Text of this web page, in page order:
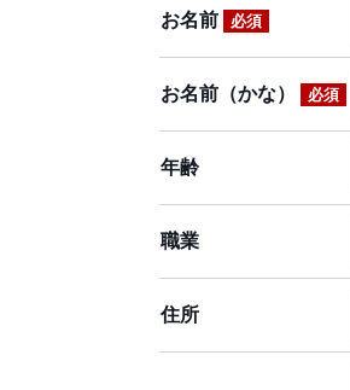
お名前 必須
お名前（かな） 必須
年齢
職業
住所